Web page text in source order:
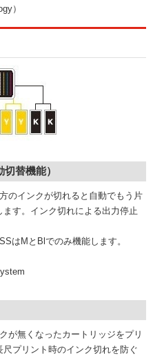
）
替機能）
のインクが切れると自動でもう片
す。インク切れによる出力停止
はMとBlでのみ機能します。
が無くなったカートリッジをプリ
プリント時のインク切れを防ぐ